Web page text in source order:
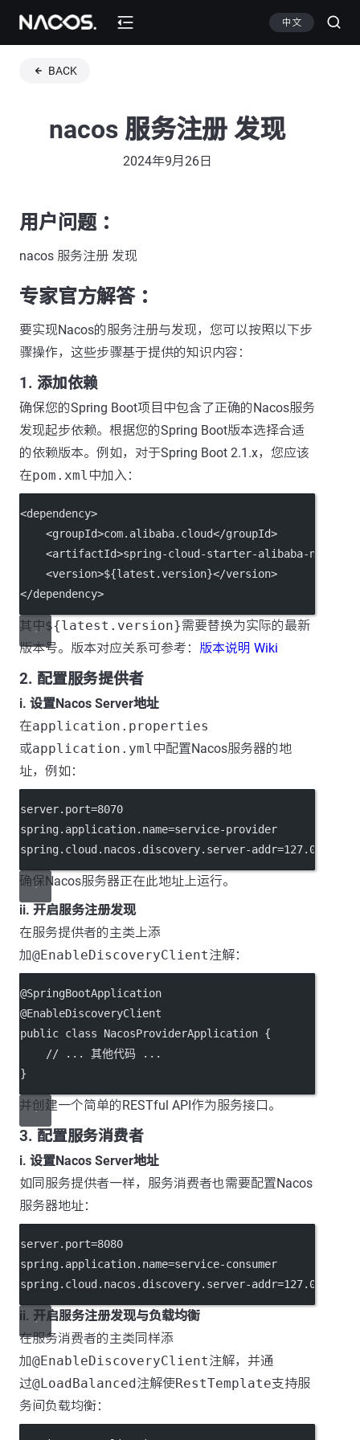
中文
BACK
nacos 服务注册 发现
2024年9月26日
用户问题 ：
nacos 服务注册 发现
专家官方解答 ：
要实现Nacos的服务注册与发现，您可以按照以下步
骤操作，这些步骤基于提供的知识内容：
1. 添加依赖
确保您的Spring Boot项目中包含了正确的Nacos服务
发现起步依赖。根据您的Spring Boot版本选择合适
的依赖版本。例如，对于Spring Boot 2.1.x，您应该
在pom.xml 中加入：
<dependency>
    <
groupId>com.alibaba.cloud</groupId>
    <
artifactId>spring-cloud-starter-alibaba-nacos-
    <
version>${latest.version}</version>
</dependency>
其中${latest.version}需要替换为实际的最新
版本号。版本对应关系可参考： 版本说明 Wiki
2. 配置服务提供者
i. 设置Nacos Server地址
在application.properties
或application.yml 中配置Nacos服务器的地
址，例如：
server.port=8070
spring.application.name=service-provider
spring.cloud.nacos.discovery.server-addr
确保Nacos服务器正在此地址上运行。
ii. 开启服务注册发现
在服务提供者的主类上添
加@EnableDiscoveryClient注解：
@SpringBootApplication
@EnableDiscoveryClient
public class NacosProviderApplication {
// ... 其他代码 ...
}
并创建一个简单的RESTful API作为服务接口。
3. 配置服务消费者
i. 设置Nacos Server地址
如同服务提供者一样，服务消费者也需要配置Nacos
服务器地址：
server.port=8080
spring.application.name=service-consumer
spring.cloud.nacos.discovery.server-addr
ii. 开启服务注册发现与负载均衡
在服务消费者的主类同样添
加@EnableDiscoveryClient注解，并通
过@LoadBalanced注解使RestTemplate支持服
务间负载均衡：